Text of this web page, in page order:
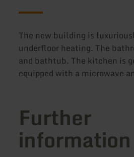
The new building is
underfloor heating. The
and bathtub. The kitchen is
equipped with a microwave
Further
information